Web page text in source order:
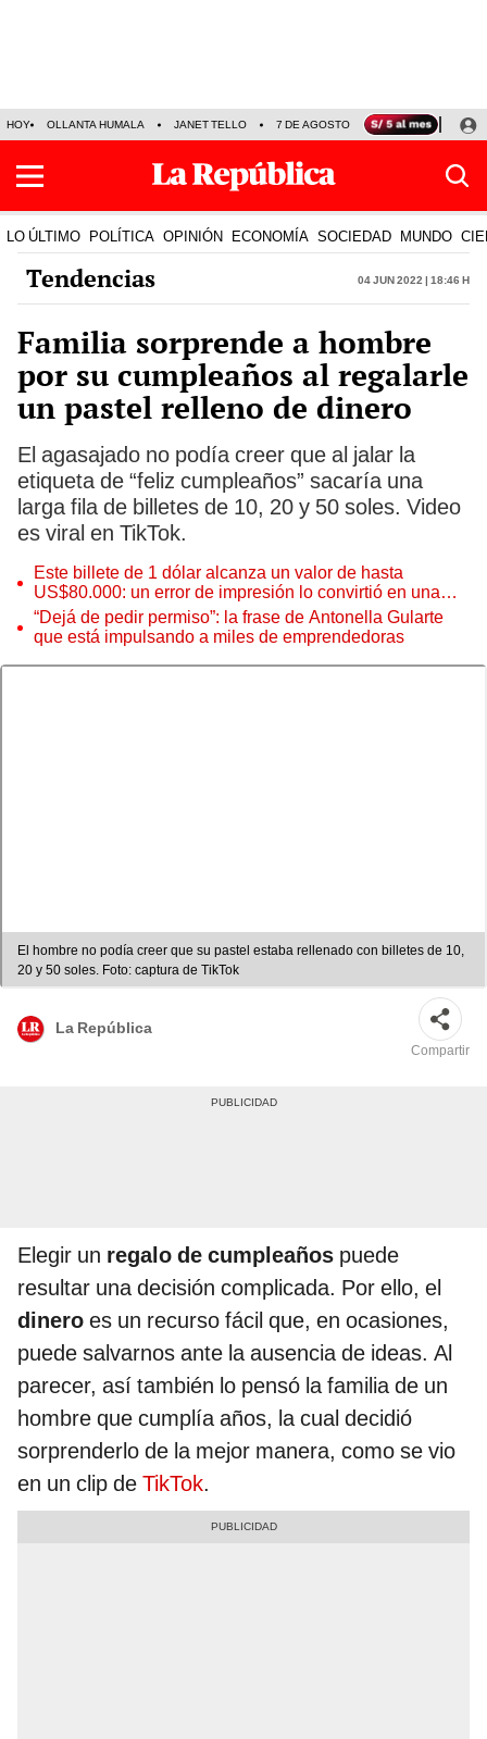
HOY OLLANTA HUMALA JANET TELLO 7 DE AGOSTO TINKA RESULTADOS
LO ÚLTIMO POLÍTICA OPINIÓN ECONOMÍA SOCIEDAD MUNDO
Tendencias 04 Jun 2022 | 18:46 h
Familia sorprende a hombre
por su cumpleaños al regalarle
un pastel relleno de dinero
El agasajado no podía creer que al jalar la
etiqueta de “feliz cumpleaños” sacaría una
larga fila de billetes de 10, 20 y 50 soles. Video
es viral en TikTok.
Este billete de 1 dólar alcanza un valor de hasta
US$80.000: un error de impresión lo convirtió en una
pieza única que hoy buscan coleccionistas de todo el
mundo
“Dejá de pedir permiso”: la frase de Antonella Gularte
que está impulsando a miles de emprendedoras
El hombre no podía creer que su pastel estaba rellenado con billetes de 10,
20 y 50 soles. Foto: captura de TikTok
La República
Compartir
Elegir un regalo de cumpleaños puede
resultar una decisión complicada. Por ello, el
dinero es un recurso fácil que, en ocasiones,
puede salvarnos ante la ausencia de ideas. Al
parecer, así también lo pensó la familia de un
hombre que cumplía años, la cual decidió
sorprenderlo de la mejor manera, como se vio
en un clip de TikTok.